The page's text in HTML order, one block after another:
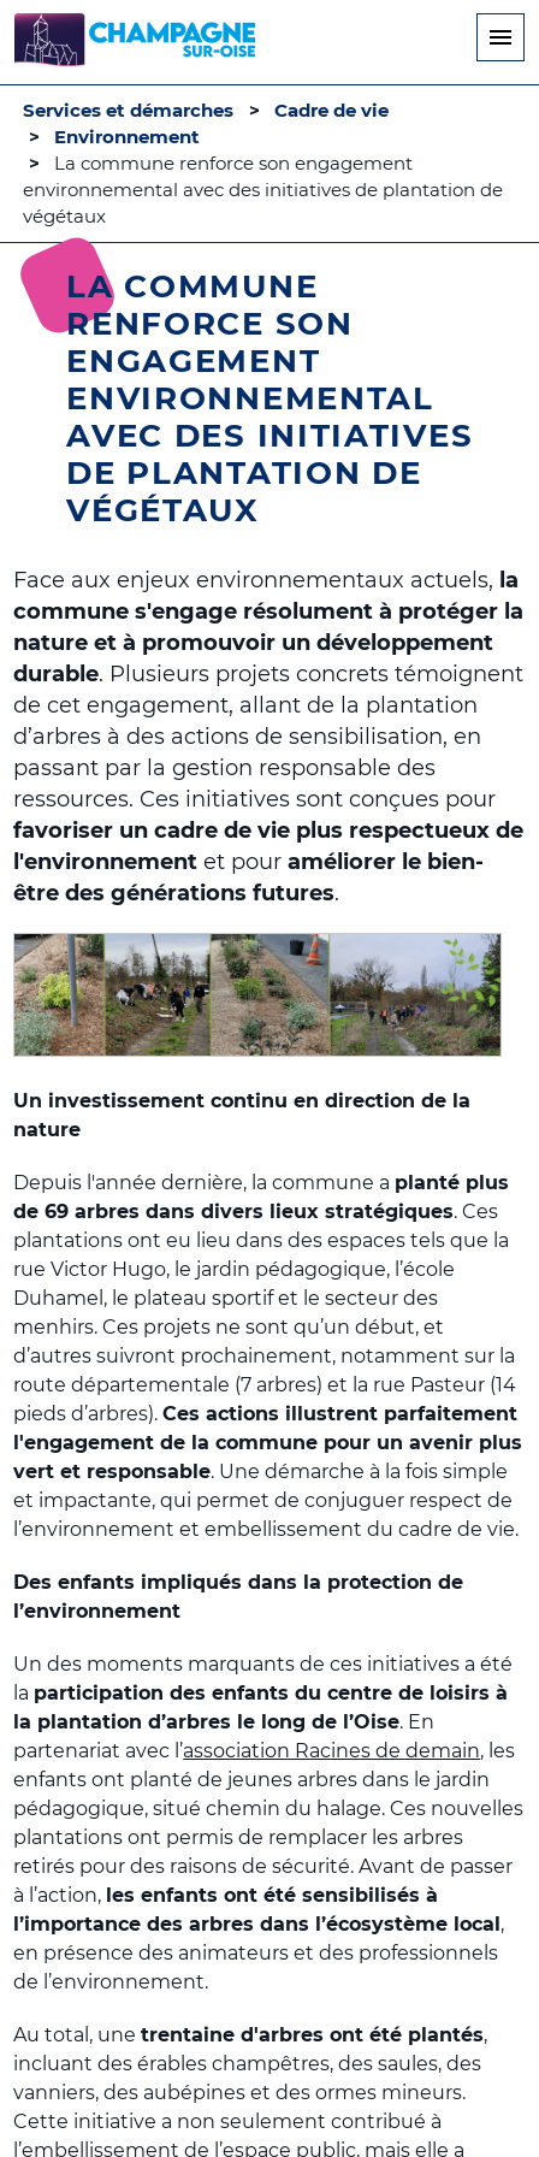
principal
Services et démarches
Cadre de vie
Environnement
La commune renforce son engagement
environnemental avec des initiatives de plantation de
végétaux
LA COMMUNE
RENFORCE SON
ENGAGEMENT
ENVIRONNEMENTAL
AVEC DES INITIATIVES
DE PLANTATION DE
VÉGÉTAUX
Face aux enjeux environnementaux actuels, la
commune s'engage résolument à protéger la
nature et à promouvoir un développement
durable. Plusieurs projets concrets témoignent
de cet engagement, allant de la plantation
d’arbres à des actions de sensibilisation, en
passant par la gestion responsable des
ressources. Ces initiatives sont conçues pour
favoriser un cadre de vie plus respectueux de
l'environnement et pouraméliorer le bien-
être des générations futures.
Un investissement continu en direction de la
nature
Depuis l'année dernière, la commune a planté plus
de 69 arbres dans divers lieux stratégiques. Ces
plantations ont eu lieu dans des espaces tels que la
rue Victor Hugo, le jardin pédagogique, l’école
Duhamel, le plateau sportif et le secteur des
menhirs. Ces projets ne sont qu’un début, et
d’autres suivront prochainement, notamment sur la
route départementale (7 arbres) et la rue Pasteur (14
pieds d’arbres).Ces actions illustrent parfaitement
l'engagement de la commune pour un avenir plus
vert et responsable. Une démarche à la fois simple
et impactante, qui permet de conjuguer respect de
l’environnement et embellissement du cadre de vie.
Des enfants impliqués dans la protection de
l’environnement
Un des moments marquants de ces initiatives a été
la participation des enfants du centre de loisirs à
la plantation d’arbres le long de l’Oise. En
partenariat avec l’association Racines de demain, les
enfants ont planté de jeunes arbres dans le jardin
pédagogique, situé chemin du halage. Ces nouvelles
plantations ont permis de remplacer les arbres
retirés pour des raisons de sécurité. Avant de passer
à l’action, les enfants ont été sensibilisés à
l’importance des arbres dans l’écosystème local,
en présence des animateurs et des professionnels
de l’environnement.
Au total, unetrentaine d'arbres ont été plantés,
incluant des érables champêtres, des saules, des
vanniers, des aubépines et des ormes mineurs.
Cette initiative a non seulement contribué à
l’embellissement de l’espace public, mais elle a